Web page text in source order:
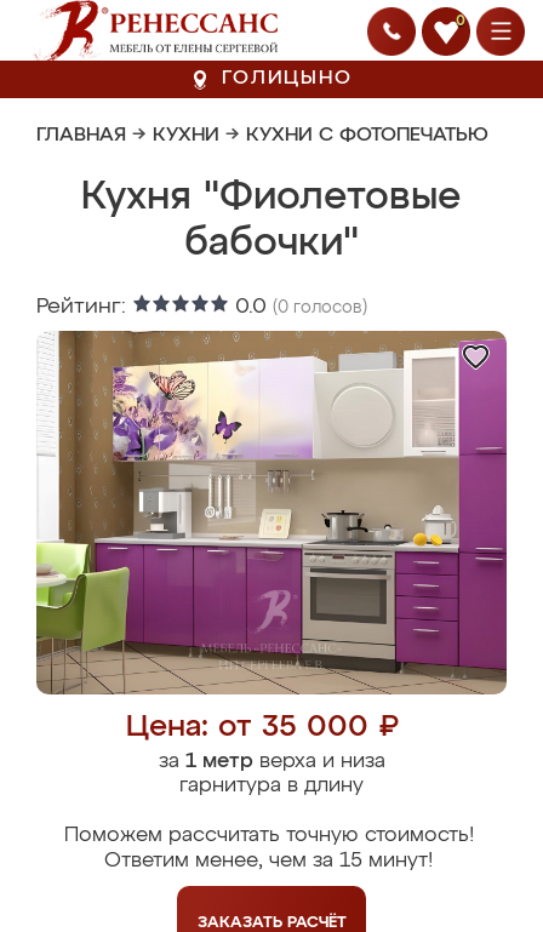
0
ГОЛИЦЫНО
ГЛАВНАЯ → КУХНИ → КУХНИ С ФОТОПЕЧАТЬЮ
Кухня "Фиолетовые
бабочки"
Рейтинг: 0.0 (0 голосов)
Цена: от 35 000 ₽
за 1 метрверха и низа
гарнитура в длину
Поможем рассчитать точную стоимость!
Ответим менее, чем за 15 минут!
ЗАКАЗАТЬ РАСЧЁТ